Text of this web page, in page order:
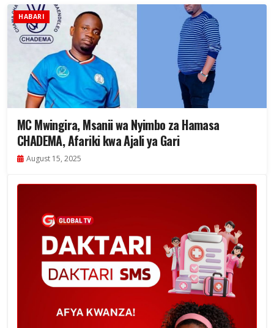
HABARI
MC Mwingira, Msanii wa Nyimbo za Hamasa
CHADEMA, Afariki kwa Ajali ya Gari
August 15, 2025